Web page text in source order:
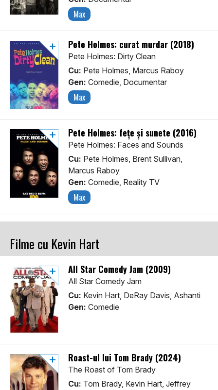
Max
Pete Holmes: curat murdar (2018)
Pete Holmes: Dirty Clean
Cu: Pete Holmes, Marcus Raboy
Gen: Comedie, Documentar
Max
Pete Holmes: fețe și sunete (2016)
Pete Holmes: Faces and Sounds
Cu: Pete Holmes, Brent Sullivan,
Marcus Raboy
Gen: Comedie, Reality TV
Max
Filme cu Kevin Hart
All Star Comedy Jam (2009)
All Star Comedy Jam
Cu: Kevin Hart, DeRay Davis, Ashanti
Gen: Comedie
Roast-ul lui Tom Brady (2024)
The Roast of Tom Brady
Cu: Tom Brady, Kevin Hart, Jeffrey